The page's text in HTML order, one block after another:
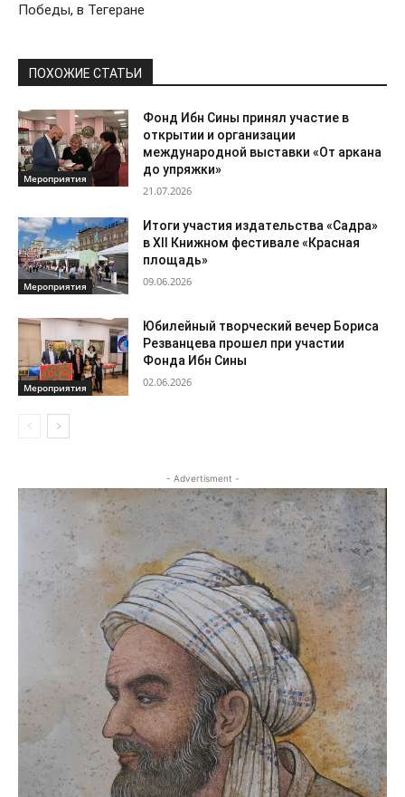
Победы, в Тегеране
ПОХОЖИЕ СТАТЬИ
Мероприятия
Фонд Ибн Сины принял участие в
открытии и организации
международной выставки «От аркана
до упряжки»
21.07.2026
Мероприятия
Итоги участия издательства «Садра»
в XII Книжном фестивале «Красная
площадь»
09.06.2026
Мероприятия
Юбилейный творческий вечер Бориса
Резванцева прошел при участии
Фонда Ибн Сины
02.06.2026
- Advertisment -